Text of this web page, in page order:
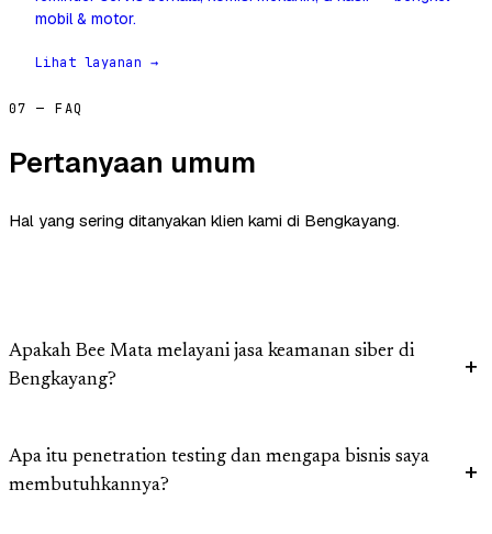
mobil & motor.
Lihat layanan →
07 — FAQ
Pertanyaan umum
Hal yang sering ditanyakan klien kami di Bengkayang.
Apakah Bee Mata melayani jasa keamanan siber di
Bengkayang?
Apa itu penetration testing dan mengapa bisnis saya
membutuhkannya?